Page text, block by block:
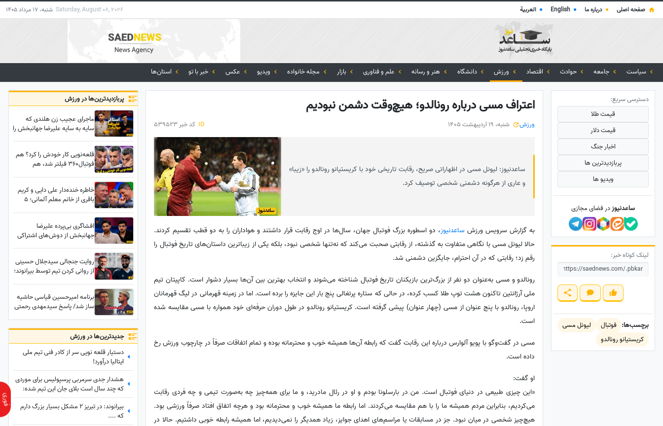
صفحه اصلی ● درباره ما ●
English
● العربية Saturday, August 08, 2026 شنبه، 17 مرداد 1405
سیاست جامعه حوادث اقتصاد ورزش دانشگاه هنر و رسانه علم و فناوری بازار مجله خانواده ویدیو عکس خبر با تو استان‌ها
اعتراف مسی درباره رونالدو؛ هیچ‌وقت دشمن نبودیم
ورزش شنبه، 19 اردیبهشت 1405 ID کد خبر 539523
ساعدنیوز: لیونل مسی در اظهاراتی صریح، رقابت تاریخی خود با کریستیانو رونالدو را «زیبا»
و عاری از هرگونه دشمنی شخصی توصیف کرد.
به گزارش سرویس ورزش ساعدنیوز، دو اسطوره بزرگ فوتبال جهان، سال‌ها در اوج رقابت قرار داشتند و هواداران را به دو قطب تقسیم کردند.
حالا لیونل مسی با نگاهی متفاوت به گذشته، از رقابتی صحبت می‌کند که نه‌تنها شخصی نبود، بلکه یکی از زیباترین داستان‌های تاریخ فوتبال را
رقم زد؛ رقابتی که در آن احترام، جایگزین دشمنی شد.
رونالدو و مسی به‌عنوان دو نفر از بزرگ‌ترین بازیکنان تاریخ فوتبال شناخته می‌شوند و انتخاب بهترین بین آن‌ها بسیار دشوار است. کاپیتان تیم
ملی آرژانتین تاکنون هشت توپ طلا کسب کرده، در حالی که ستاره پرتغالی پنج بار این جایزه را برده است. اما در زمینه قهرمانی در لیگ قهرمانان
اروپا، رونالدو با پنج عنوان از مسی (چهار عنوان) پیشی گرفته است. کریستیانو رونالدو در طول دوران حرفه‌ای خود همواره با مسی مقایسه شده
است.
مسی در گفت‌وگو با پویو آلوارس درباره این رقابت گفت که رابطه آن‌ها همیشه خوب و محترمانه بوده و تمام اتفاقات صرفاً در چارچوب ورزش رخ
داده است.
او گفت:
«این چیزی طبیعی در دنیای فوتبال است. من در بارسلونا بودم و او در رئال مادرید، و ما برای همه‌چیز چه به‌صورت تیمی و چه فردی رقابت
می‌کردیم، بنابراین مردم همیشه ما را با هم مقایسه می‌کردند. اما رابطه ما همیشه خوب و محترمانه بود و هرچه اتفاق افتاد صرفاً ورزشی بود.
هیچ‌چیز شخصی در میان نبود. جز در مسابقات یا مراسم‌های اهدای جوایز، زیاد همدیگر را نمی‌دیدیم، اما همیشه رابطه خوبی داشتیم. حالا در
پربازدید‌ترین‌ها در ورزش
ماجرای عجیب زن هلندی که
سایه به سایه علیرضا جهانبخش را
قلعه‌نویی کار خودش را کرد؟ هم
فوتبال360 فیلتر شد، هم
خاطره خنده‌دار علی دایی و کریم
باقری از خانم معلم آلمانی؛ 5
فیلم
افشاگری بی‌پرده علیرضا
جهانبخش از دوش‌های اشتراکی
روایت جنجالی سیدجلال حسینی
از روانی کردن تیم توسط بیرانوند؛
برنامه امیرحسین قیاسی حاشیه
ساز شد/ پاسخ سیدمهدی رحمتی
گفته بود شلوارت را درمی‌آورم؟!
جدید‌ترین‌ها در ورزش
دستیار قلعه نویی سر از کادر فنی تیم ملی
ایتالیا درآورد!
هشدار جدی سرمربی پرسپولیس برای موردی
که چند سال است بلای جان این تیم شده:
بفهمم برخورد جدی می‌کنم
بیرانوند: در تبریز 2 مشکل بسیار بزرگ دارم
که ....
دسترسی سریع:
قیمت طلا
قیمت دلار
اخبار جنگ
پربازدید‌ترین ها
ویدیو ها
ساعدنیوزدر فضای مجازی
لینک کوتاه خبر:
برچسب‌ها: فوتبال
لیونل مسی
کریستیانو رونالدو